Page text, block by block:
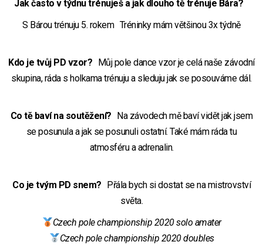
Jak často v týdnu trénuješ a jak dlouho tě trénuje Bára?
S Bárou trénuju 5. rokem Tréninky mám většinou 3x týdně
Kdo je tvůj PD vzor? Můj pole dance vzor je celá naše závodní
skupina, ráda s holkama trénuju a sleduju jak se posouváme dál.
Co tě baví na soutěžení? Na závodech mě baví vidět jak jsem
se posunula a jak se posunuli ostatní. Také mám ráda tu
atmosféru a adrenalin.
Co je tvým PD snem? Přála bych si dostat se na mistrovství
světa.
Czech pole championship 2020 solo amater
Czech pole championship 2020 doubles